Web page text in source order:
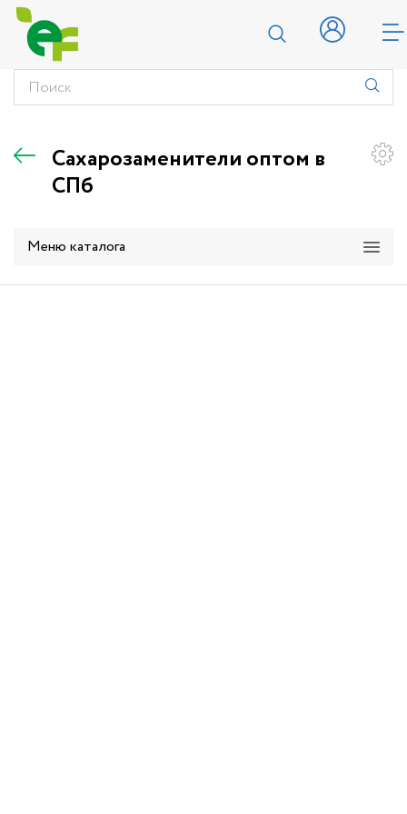
Сахарозаменители оптом в
СПб
Меню каталога